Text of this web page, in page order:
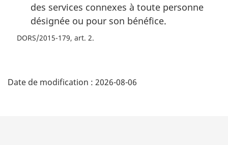
des services connexes à toute personne
désignée ou pour son bénéfice.
DORS/2015-179, art. 2
é
Date de modification : 2026-08-06